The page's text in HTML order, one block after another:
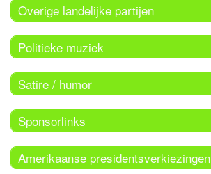
Overige landelijke partijen
Politieke muziek
Satire / humor
Sponsorlinks
Amerikaanse presidentsverkiezingen